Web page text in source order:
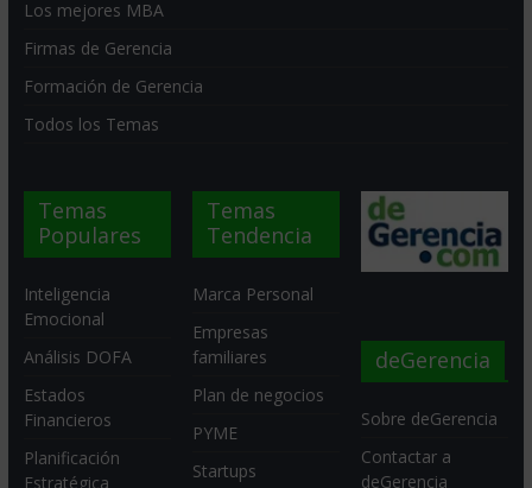
Los mejores MBA
Firmas de Gerencia
Formación de Gerencia
Todos los Temas
Temas
Populares
Inteligencia
Emocional
Análisis DOFA
Estados
Financieros
Planificación
Estratégica
Temas
Tendencia
Marca Personal
Empresas
familiares
Plan de negocios
PYME
Startups
deGerencia
Sobre deGerencia
Contactar a
deGerencia